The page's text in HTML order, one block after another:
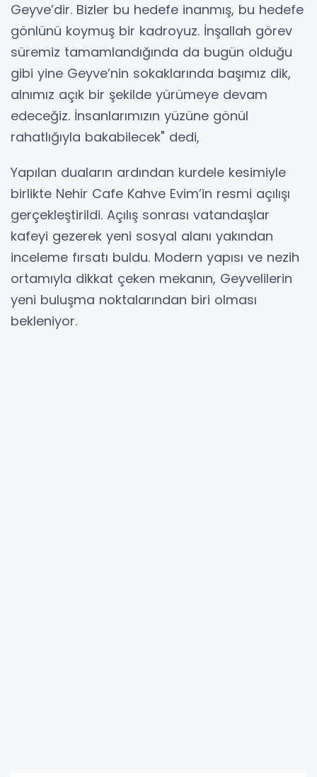
Geyve’dir. Bizler bu hedefe inanmış, bu hedefe
gönlünü koymuş bir kadroyuz. İnşallah görev
süremiz tamamlandığında da bugün olduğu
gibi yine Geyve’nin sokaklarında başımız dik,
alnımız açık bir şekilde yürümeye devam
edeceğiz. İnsanlarımızın yüzüne gönül
rahatlığıyla bakabilecek" dedi,
Yapılan duaların ardından kurdele kesimiyle
birlikte Nehir Cafe Kahve Evim’in resmi açılışı
gerçekleştirildi. Açılış sonrası vatandaşlar
kafeyi gezerek yeni sosyal alanı yakından
inceleme fırsatı buldu. Modern yapısı ve nezih
ortamıyla dikkat çeken mekanın, Geyvelilerin
yeni buluşma noktalarından biri olması
bekleniyor.